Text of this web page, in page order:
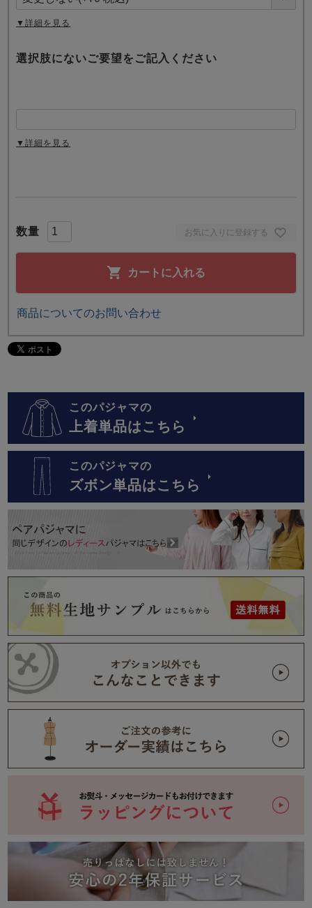
お気に入りに登録する
カートに入れる
)
▼詳細を見る
選択肢にないご要望をご記入ください
▼詳細を見る
商品についてのお問い合わせ
このパジャマの
上着単品はこちら
このパジャマの
ズボン単品はこちら